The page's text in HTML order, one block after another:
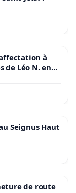
à
de Léo N. en
Seignus Haut
de route